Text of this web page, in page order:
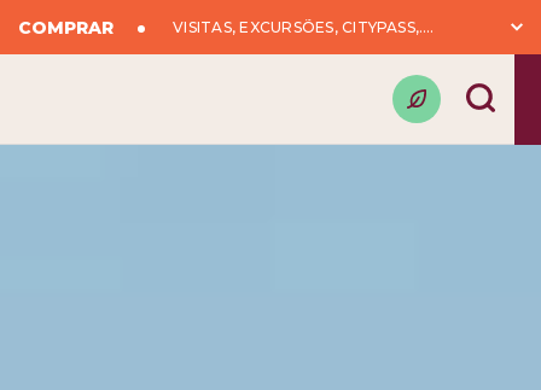
COMPRAR VISITAS, EXCURSÕES, CITYPASS,….